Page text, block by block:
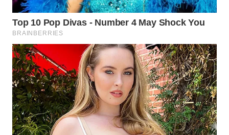
TANJUNG
WN
KARO
WN
SIMALUNGUN
WN
LABUHANBATU